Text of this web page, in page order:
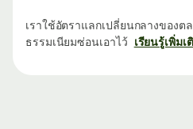
เราใช้อัตราแลกเปลี่ยนกลางของต
ธรรมเนียมซ่อนเอาไว้ เรียนรู้เพิ่มเ